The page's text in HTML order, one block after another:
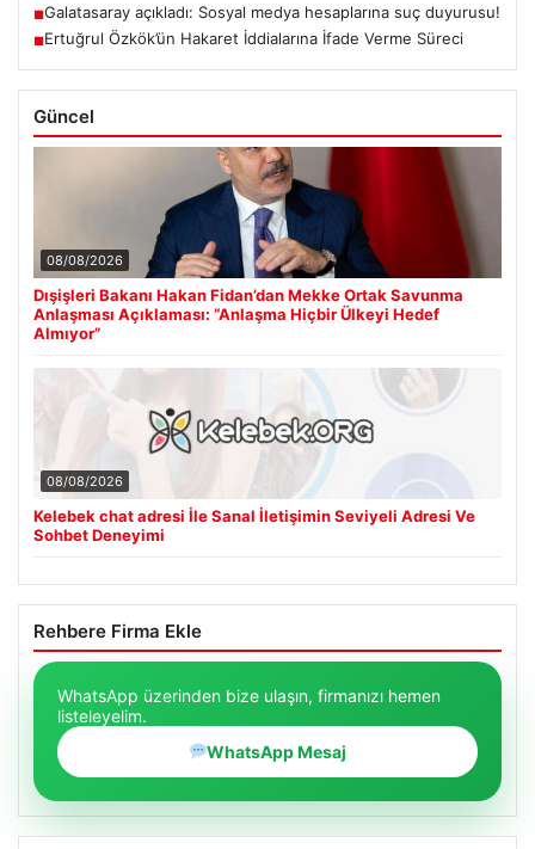
■Galatasaray açıkladı: Sosyal medya hesaplarına suç duyurusu!
■Ertuğrul Özkök’ün Hakaret İddialarına İfade Verme Süreci
Güncel
08/08/2026
Dışişleri Bakanı Hakan Fidan’dan Mekke Ortak Savunma
Anlaşması Açıklaması: “Anlaşma Hiçbir Ülkeyi Hedef
Almıyor”
08/08/2026
Kelebek chat adresi İle Sanal İletişimin Seviyeli Adresi Ve
Sohbet Deneyimi
Rehbere Firma Ekle
WhatsApp üzerinden bize ulaşın, firmanızı hemen
listeleyelim.
WhatsApp Mesaj